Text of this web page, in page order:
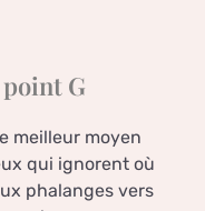
G
meilleur moyen
qui ignorent où
phalanges vers